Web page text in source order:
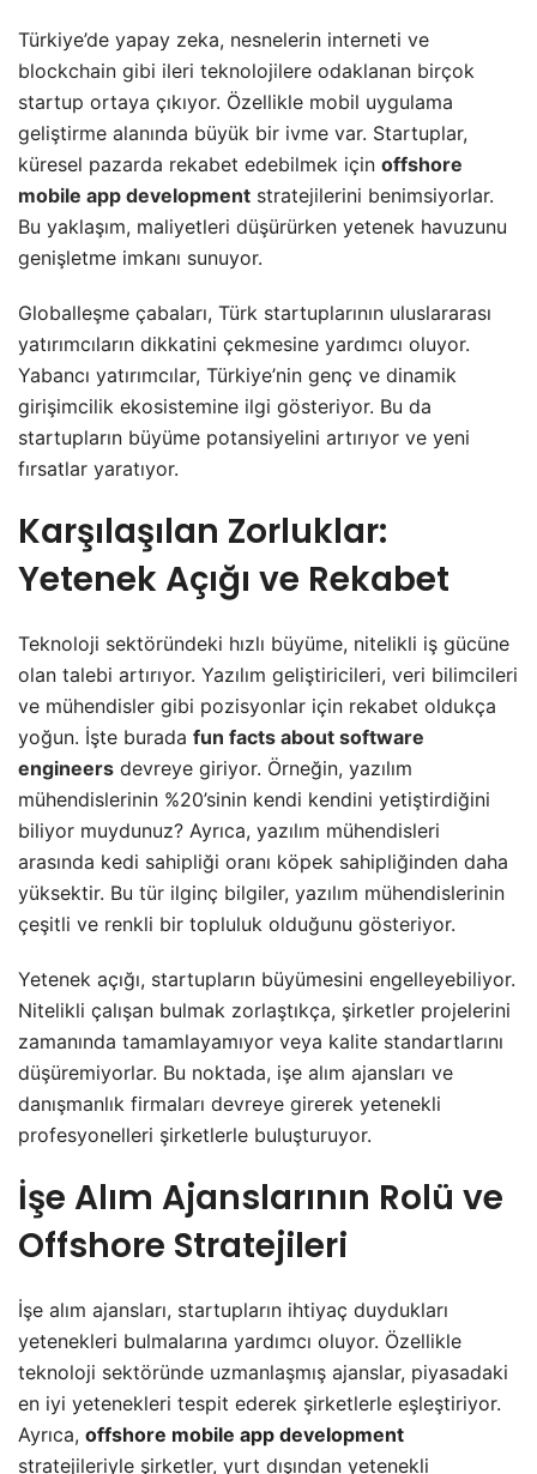
Türkiye’de yapay zeka, nesnelerin interneti ve
blockchain gibi ileri teknolojilere odaklanan birçok
startup ortaya çıkıyor. Özellikle mobil uygulama
geliştirme alanında büyük bir ivme var. Startuplar,
küresel pazarda rekabet edebilmek için offshore
mobile app development stratejilerini benimsiyorlar.
Bu yaklaşım, maliyetleri düşürürken yetenek havuzunu
genişletme imkanı sunuyor.
Globalleşme çabaları, Türk startuplarının uluslararası
yatırımcıların dikkatini çekmesine yardımcı oluyor.
Yabancı yatırımcılar, Türkiye’nin genç ve dinamik
girişimcilik ekosistemine ilgi gösteriyor. Bu da
startupların büyüme potansiyelini artırıyor ve yeni
fırsatlar yaratıyor.
Karşılaşılan Zorluklar:
Yetenek Açığı ve Rekabet
Teknoloji sektöründeki hızlı büyüme, nitelikli iş gücüne
olan talebi artırıyor. Yazılım geliştiricileri, veri bilimcileri
ve mühendisler gibi pozisyonlar için rekabet oldukça
yoğun. İşte burada fun facts about software
engineers devreye giriyor. Örneğin, yazılım
mühendislerinin %20’sinin kendi kendini yetiştirdiğini
biliyor muydunuz? Ayrıca, yazılım mühendisleri
arasında kedi sahipliği oranı köpek sahipliğinden daha
yüksektir. Bu tür ilginç bilgiler, yazılım mühendislerinin
çeşitli ve renkli bir topluluk olduğunu gösteriyor.
Yetenek açığı, startupların büyümesini engelleyebiliyor.
Nitelikli çalışan bulmak zorlaştıkça, şirketler projelerini
zamanında tamamlayamıyor veya kalite standartlarını
düşüremiyorlar. Bu noktada, işe alım ajansları ve
danışmanlık firmaları devreye girerek yetenekli
profesyonelleri şirketlerle buluşturuyor.
İşe Alım Ajanslarının Rolü ve
Offshore Stratejileri
İşe alım ajansları, startupların ihtiyaç duydukları
yetenekleri bulmalarına yardımcı oluyor. Özellikle
teknoloji sektöründe uzmanlaşmış ajanslar, piyasadaki
en iyi yetenekleri tespit ederek şirketlerle eşleştiriyor.
Ayrıca, offshore mobile app development
stratejileriyle şirketler, yurt dışından yetenekli